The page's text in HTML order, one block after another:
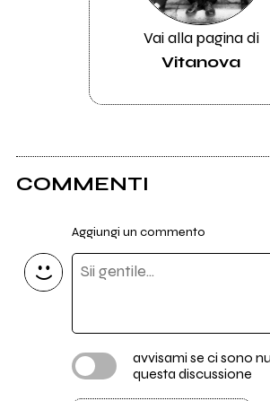
Vai alla pagina di
Vitanova
COMMENTI
Aggiungi un commento
avvisami se ci sono
questa discussione